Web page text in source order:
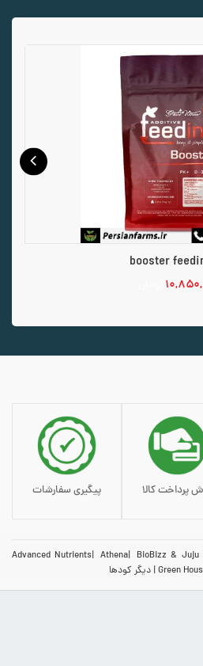
booster
به سبد خرید
پرداخت کالا پیگیری سفارشات
Advanced Nutrients Athena
BioBizz & Juju
Green دیگر کودها